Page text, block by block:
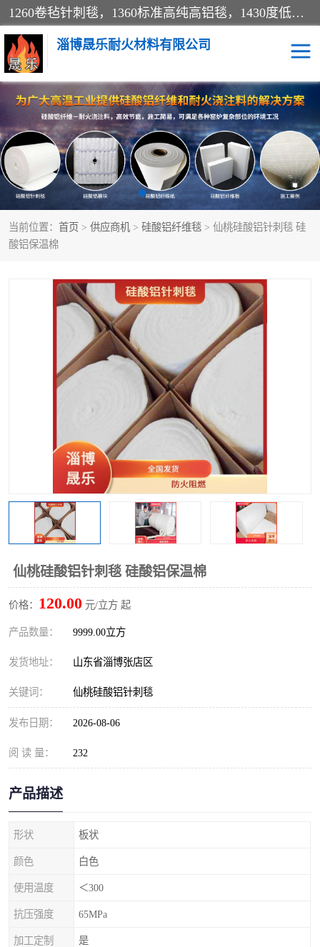
1260卷毡针刺毯，1360标准高纯高铝毯，1430度低锆锆铝含锆毯，普通挡渣棉卷毡，防火纸、挡火板、隔热垫片模块、棉块、折叠块、散棉高温固化剂价格规格密度多少钱图片视频立方平米参数指标
淄博晟乐耐火材料有限公司
当前位置： 首页 > 供应商机 > 硅酸铝纤维毯 > 仙桃硅酸铝针刺毯 硅
酸铝保温棉
仙桃硅酸铝针刺毯 硅酸铝保温棉
价格： 120.00 元/立方 起
产品数量： 9999.00立方
发货地址： 山东省淄博张店区
关键词： 仙桃硅酸铝针刺毯
发布日期： 2026-08-06
阅 读 量： 232
产品描述
形状 板状
颜色 白色
使用温度 ＜300
抗压强度 65MPa
加工定制 是
硅酸铝挡渣棉 硅酸铝纤维纸
硅酸铝挡火板 高铝毯
含锆毯 硅酸铝折叠块
硅酸铝散棉 硅酸铝纤维毯
硅酸铝纤维毡 硅酸铝模块
硅酸铝板